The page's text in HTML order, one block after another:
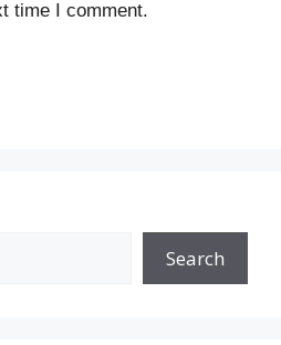
time I comment.
Search